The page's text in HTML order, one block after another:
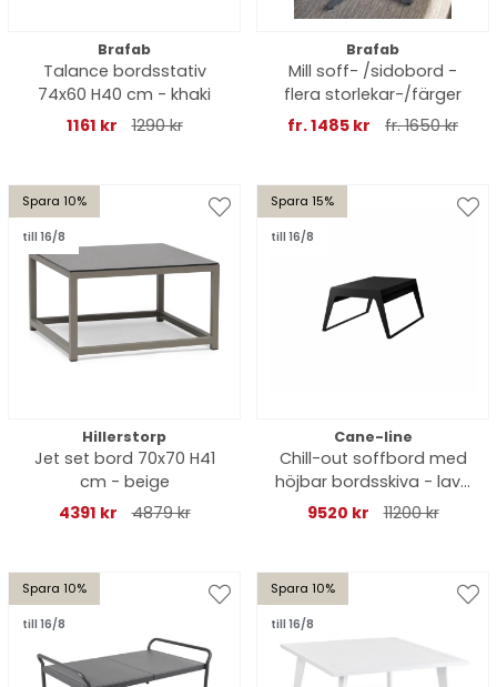
Brafab
Talance bordsstativ
74x60 H40 cm - khaki
1161 kr
1290 kr
Brafab
Mill soff- /sidobord -
flera storlekar-/färger
fr. 1485 kr
fr. 1650 kr
Spara 10%
till 16/8
Hillerstorp
Jet set bord 70x70 H41
cm - beige
4391 kr
4879 kr
Spara 15%
till 16/8
Cane-line
Chill-out soffbord med
höjbar bordsskiva - lava
grey
9520 kr 11200 kr
Spara 10%
till 16/8
Spara 10%
till 16/8